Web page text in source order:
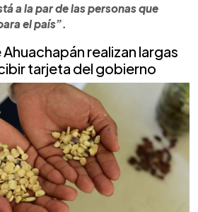
a la par de las personas que
el país”.
Ahuachapán realizan largas
tarjeta del gobierno